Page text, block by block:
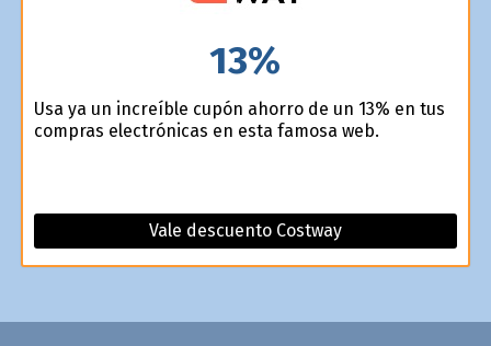
13%
Usa ya un increíble cupón ahorro de un 13% en tus
compras electrónicas en esta famosa web.
Vale descuento Costway